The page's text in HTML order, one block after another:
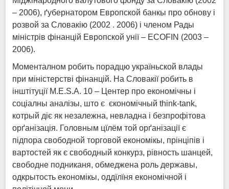
– 2006), ґубернатором Европской банкы про обнову і
розвой за Словакію (2002 . 2006) і членом Рады
міністрів фінанцій Европской унії – ECOFIN (2003 –
2006).
Моменталном робить порадцю україньской влады
при міністерстві фінанцій. На Словакії робить в
інштітуції M.E.S.A. 10 – Центер про економічны і
соціалны аналізы, што є єкономічный think-tank,
котрый діє як незалежна, невладна і безпрофітова
орґанізація. Головным цїлём той орґанізації є
підпора свободной торговой економікы, прінціпів і
вартостей як є свободный конкурз, рівность шанцей,
свободне подниканя, обмеджена роль державы,
одкрытость економікы, оддїлїня економічной і